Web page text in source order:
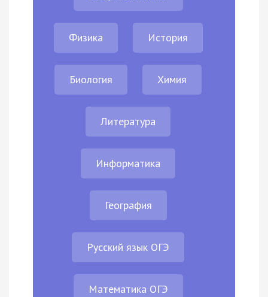
Физика История
Биология Химия
Литература
Информатика
География
Русский язык ОГЭ
Математика ОГЭ